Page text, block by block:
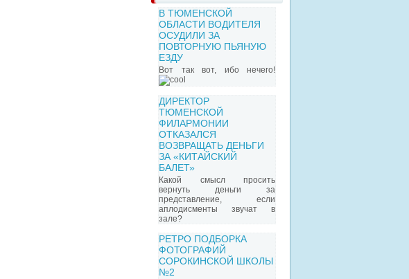
В ТЮМЕНСКОЙ
ОБЛАСТИ ВОДИТЕЛЯ
ОСУДИЛИ ЗА
ПОВТОРНУЮ ПЬЯНУЮ
ЕЗДУ
Вот так вот, ибо нечего!
ДИРЕКТОР
ТЮМЕНСКОЙ
ФИЛАРМОНИИ
ОТКАЗАЛСЯ
ВОЗВРАЩАТЬ ДЕНЬГИ
ЗА «КИТАЙСКИЙ
БАЛЕТ»
Какой смысл просить
вернуть деньги за
представление, если
аплодисменты звучат в
зале?
РЕТРО ПОДБОРКА
ФОТОГРАФИЙ
СОРОКИНСКОЙ ШКОЛЫ
№2